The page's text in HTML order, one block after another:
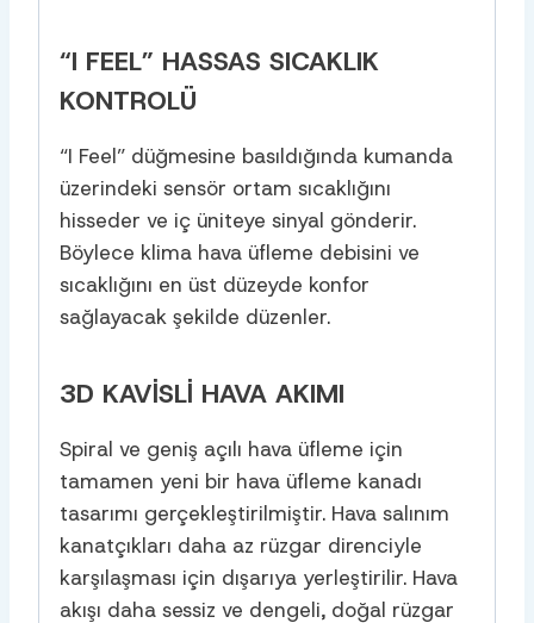
“I FEEL” HASSAS SICAKLIK
KONTROLÜ
“I Feel” düğmesine basıldığında kumanda
üzerindeki sensör ortam sıcaklığını
hisseder ve iç üniteye sinyal gönderir.
Böylece klima hava üfleme debisini ve
sıcaklığını en üst düzeyde konfor
sağlayacak şekilde düzenler.
3D KAVISLI HAVA AKIMI
Spiral ve geniş açılı hava üfleme için
tamamen yeni bir hava üfleme kanadı
tasarımı gerçekleştirilmiştir. Hava salınım
kanatçıkları daha az rüzgar direnciyle
karşılaşması için dışarıya yerleştirilir. Hava
akışı daha sessiz ve dengeli, doğal rüzgar